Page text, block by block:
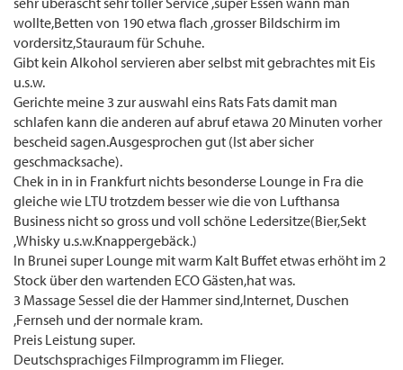
wollte,Betten von 190 etwa flach ,grosser Bildschirm im
vordersitz,Stauraum für Schuhe.
Gibt kein Alkohol servieren aber selbst mit gebrachtes mit Eis
u.s.w.
Gerichte meine 3 zur auswahl eins Rats Fats damit man
schlafen kann die anderen auf abruf etawa 20 Minuten vorher
bescheid sagen.Ausgesprochen gut (Ist aber sicher
geschmacksache).
Chek in in in Frankfurt nichts besonderse Lounge in Fra die
gleiche wie LTU trotzdem besser wie die von Lufthansa
Business nicht so gross und voll schöne Ledersitze(Bier,Sekt
,Whisky u.s.w.Knappergebäck.)
In Brunei super Lounge mit warm Kalt Buffet etwas erhöht im 2
Stock über den wartenden ECO Gästen,hat was.
3 Massage Sessel die der Hammer sind,Internet, Duschen
,Fernseh und der normale kram.
Preis Leistung super.
Deutschsprachiges Filmprogramm im Flieger.